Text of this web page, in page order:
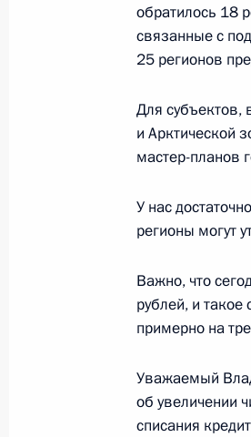
Заявления по
4 марта 2025
4 марта 2025
3 марта 2025
Встреча с
3 марта 2025
обратилось 18
связанные с
25 регионов
Для субъектов,
и Арктической
мастер-планов
У нас
регионы могут
Важно, что
рублей, и
примерно на
Уважаемый
об увеличении
списания